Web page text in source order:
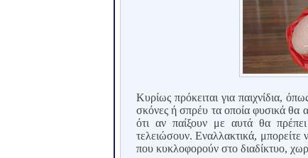
Κυρίως πρόκειται για παιχνίδια,
σκόνες ή σπρέυ τα οποία φυσικά θα
ότι αν παίξουν με αυτά θα
τελειώσουν. Εναλλακτικά, μπορείτε
που κυκλοφορούν στο διαδίκτυο,